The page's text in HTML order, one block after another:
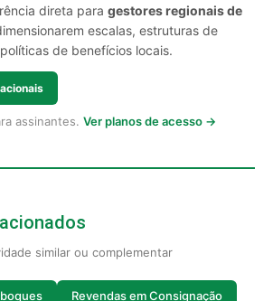
direta para gestores regionais de
escalas, estruturas de
de benefícios locais.
assinantes. Ver planos de acesso →
similar ou complementar
Revendas em Consignação